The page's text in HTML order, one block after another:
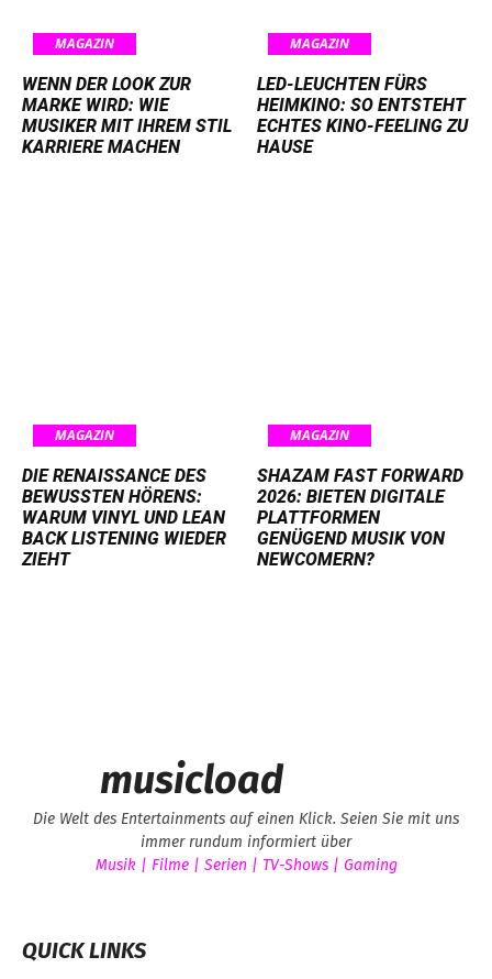
MAGAZIN
WENN DER LOOK ZUR
MARKE WIRD: WIE
MUSIKER MIT IHREM STIL
KARRIERE MACHEN
MAGAZIN
LED-LEUCHTEN FÜRS
HEIMKINO: SO ENTSTEHT
ECHTES KINO-FEELING ZU
HAUSE
MAGAZIN
DIE RENAISSANCE DES
BEWUSSTEN HÖRENS:
WARUM VINYL UND LEAN
BACK LISTENING WIEDER
ZIEHT
MAGAZIN
SHAZAM FAST FORWARD
2026: BIETEN DIGITALE
PLATTFORMEN
GENÜGEND MUSIK VON
NEWCOMERN?
musicload
Die Welt des Entertainments auf einen Klick. Seien Sie mit uns
immer rundum informiert über
Musik | Filme | Serien | TV-Shows | Gaming
QUICK LINKS